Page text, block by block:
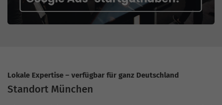
Lokale Expertise – verfügbar für ganz Deutschland
Standort München